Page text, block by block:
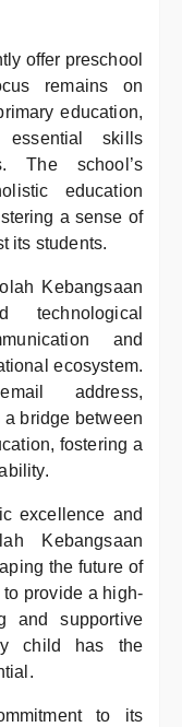
offer preschool
remains on
education,
skills
The school’s
education
a sense of
its students.
Kebangsaan
and
ecosystem.
address,
a bridge between
fostering a
excellence and
Kebangsaan
the future of
to provide a high-
and supportive
child has the
to its